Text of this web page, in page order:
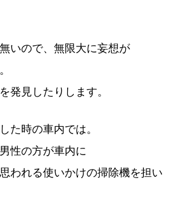
いので、無限大に妄想が
発見したりします。
た時の車内では。
性の方が車内に
われる使いかけの掃除機を担い